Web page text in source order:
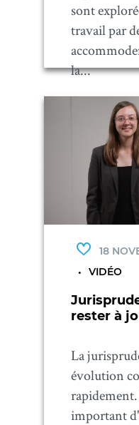
sont
travail par
la...
18
VIDÉO
rester à
La
évolution
important